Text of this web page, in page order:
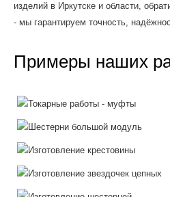
изделий в Иркутске и области,
- мы гарантируем точность,
Примеры наших